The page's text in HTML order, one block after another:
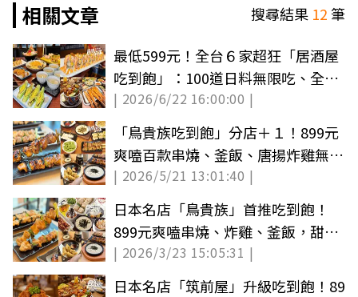
相關文章
搜尋結果 12筆
最低599元！全台６家超狂「居酒屋
吃到飽」：100道日料無限吃、全台
唯一不限時
| 2026/6/22 16:00:00 |
「鳥貴族吃到飽」分店＋１！899元
爽嗑百款串燒、釜飯、唐揚炸雞無限
點
| 2026/5/21 13:01:40 |
日本名店「鳥貴族」首推吃到飽！
899元爽嗑串燒、炸雞、釜飯，甜點
無限續
| 2026/3/23 15:05:31 |
日本名店「筑前屋」升級吃到飽！89